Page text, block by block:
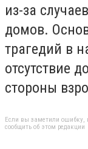
из-за
домов.
трагедий в
отсутствие
стороны
Если вы заметили ошибку,
сообщить об этом редакции